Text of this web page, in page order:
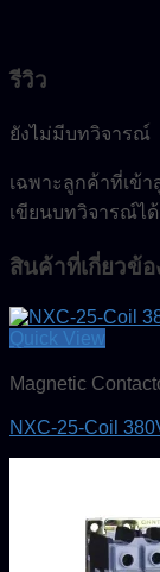
รีวิว
ยังไม่มีบทวิจารณ์
เฉพาะลูกค้าที่เข้
เขียนบทวิจารณ์ได้
สินค้าที่เกี่ยวข้อ
Quick View
Magnetic
NXC-25-Coil